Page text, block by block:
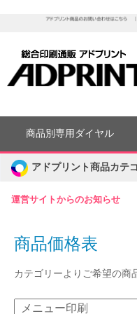
運営サイトからのお知らせ
商品別専用ダイヤル
アドプリント商品カテ
商品価格表
カテゴリーよりご希望の商